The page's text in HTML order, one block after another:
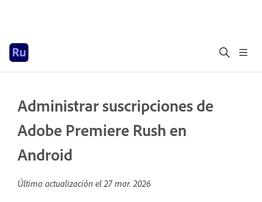
Administrar suscripciones de
Adobe Premiere Rush en
Android
Última actualización el27 mar. 2026